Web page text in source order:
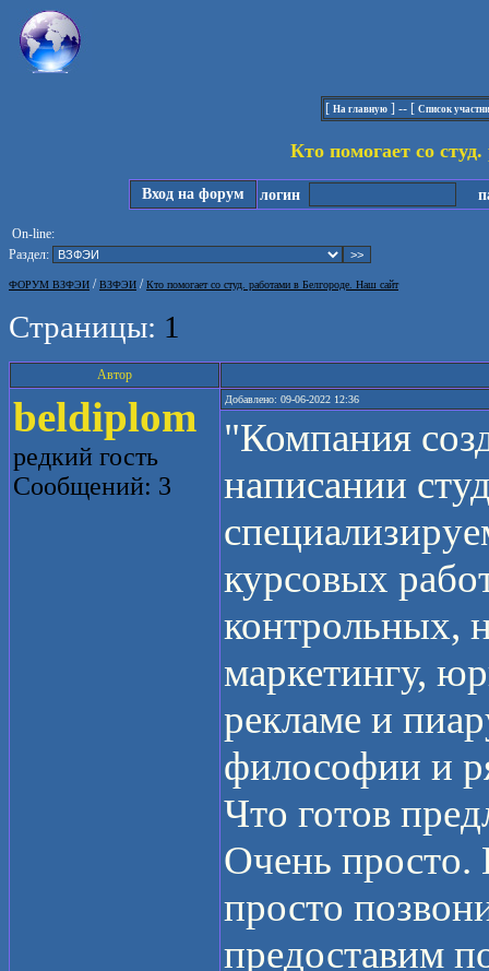
[ На главную ] -- [ Список
Кто помогает со
Вход на форум логин
On-line:
Раздел:
ФОРУМ ВЗФЭИ /ВЗФЭИ /Кто помогает со студ. работами в Белгороде. Наш сайт
Страницы: 1
Автор
beldiplom
редкий гость
Сообщений: 3
Добавлено: 09-06-2022 12:36
"Компания
написании
курсовых
контрольных,
маркетингу,
рекламе и
философии и
Что готов
Очень
просто
предоставим